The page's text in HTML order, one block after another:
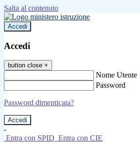
Salta al contenuto
Accedi
Accedi
button close ×
Nome Utente
Password
Password dimenticata?
-
Entra con SPID Entra con CIE